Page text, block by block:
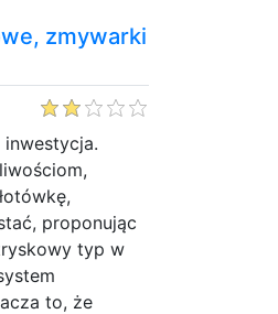
zmywarki
inwestycja.
proponując
typ w
to, że